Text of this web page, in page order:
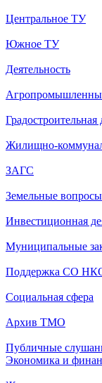
Центральное ТУ
Южное ТУ
Деятельность
Жилищно-
ЗАГС
Земельные вопросы
Инвестиционная
Муниципальные
Поддержка СО
Социальная сфера
Архив ТМО
Публичные
Экономика и